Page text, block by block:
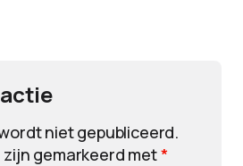
niet gepubliceerd.
gemarkeerd met*